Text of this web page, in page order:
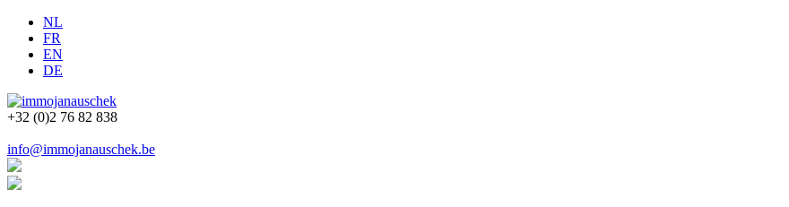
NL
FR
EN
DE
+32 (0)2 76 82 838
info@immojanauschek.be